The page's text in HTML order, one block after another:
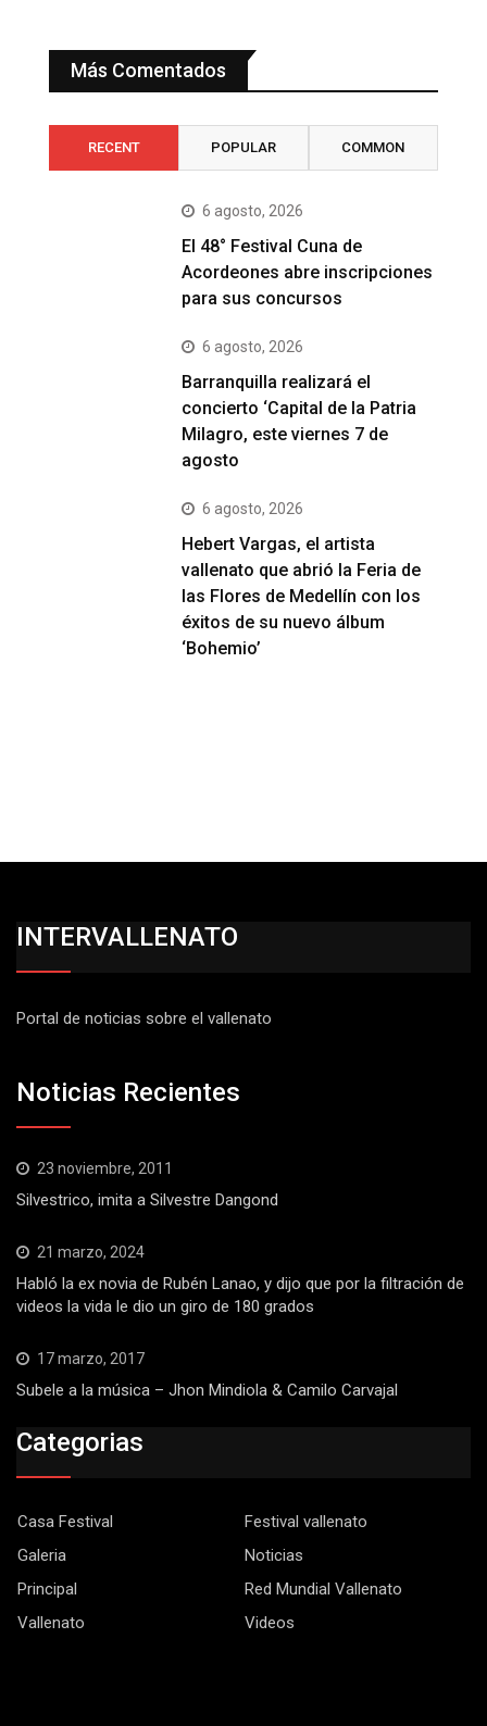
Más Comentados
RECENT POPULAR COMMON
6 agosto, 2026
El 48° Festival Cuna de
Acordeones abre inscripciones
para sus concursos
6 agosto, 2026
Barranquilla realizará el
concierto ‘Capital de la Patria
Milagro, este viernes 7 de
agosto
6 agosto, 2026
Hebert Vargas, el artista
vallenato que abrió la Feria de
las Flores de Medellín con los
éxitos de su nuevo álbum
‘Bohemio’
INTERVALLENATO
Portal de noticias sobre el vallenato
Noticias Recientes
23 noviembre, 2011
Silvestrico, imita a Silvestre Dangond
21 marzo, 2024
Habló la ex novia de Rubén Lanao, y dijo que por la filtración de
videos la vida le dio un giro de 180 grados
17 marzo, 2017
Subele a la música – Jhon Mindiola & Camilo Carvajal
Categorias
Casa Festival
Festival vallenato
Galeria
Noticias
Principal
Red Mundial Vallenato
Vallenato
Videos